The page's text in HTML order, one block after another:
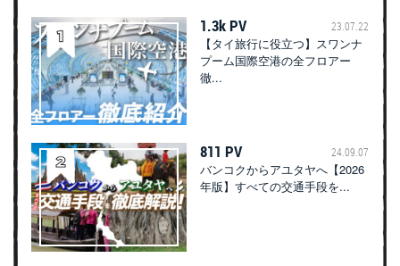
1.3k PV 23.07.22
【タイ旅行に役立つ】スワンナ
プーム国際空港の全フロアー
徹...
811 PV 24.09.07
バンコクからアユタヤへ【2026
年版】すべての交通手段を...